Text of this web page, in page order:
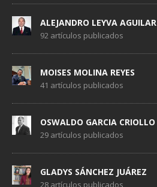
ALEJANDRO LEYVA AGUILAR
92 artículos publicados
MOISES MOLINA REYES
41 artículos publicados
OSWALDO GARCIA CRIOLLO
29 artículos publicados
GLADYS SÁNCHEZ JUÁREZ
28 artículos publicados